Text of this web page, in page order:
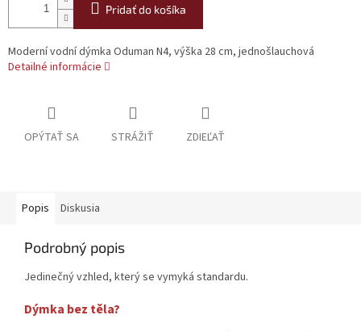
Pridať do košíka
Moderní vodní dýmka Oduman N4, výška 28 cm, jednošlauchová
Detailné informácie
OPÝTAŤ SA STRÁŽIŤ ZDIEĽAŤ
Popis Diskusia
Podrobný popis
Jedinečný vzhled, který se vymyká standardu.
Dýmka bez těla?